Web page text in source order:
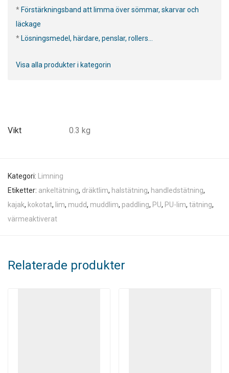
* Förstärkningsband att limma över sömmar, skarvar och
läckage
* Lösningsmedel, härdare, penslar, rollers...
Visa alla produkter i kategorin
Vikt 0.3 kg
Kategori:
Limning
Etiketter: ankeltätning, dräktlim, halstätning, handledstätning,
kajak, kokotat, lim, mudd, muddlim, paddling, PU, PU-lim, tätning,
värmeaktiverat
Relaterade produkter